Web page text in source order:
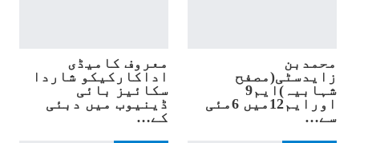
محمدبن
زایدسٹی(مصفح
شہابیہ)ایم9
اورایم12میں 6مئی
سے…
معروف کامیڈی
اداکارکیکو شاردا
سکائیز بائی
ڈینیوب میں دبئی
کے…